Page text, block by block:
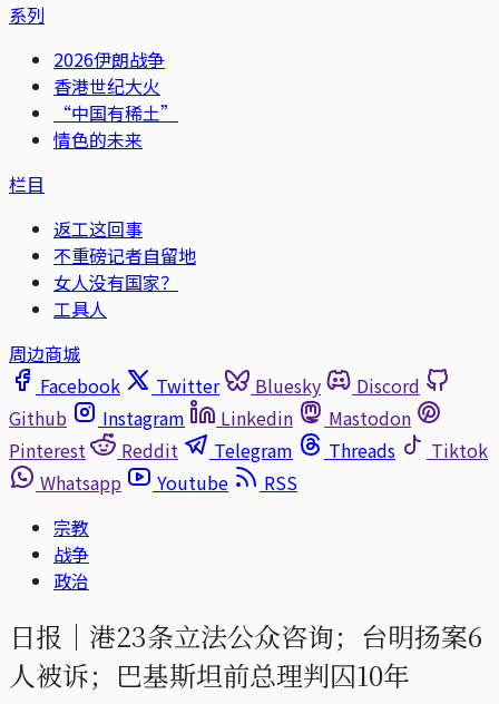
系列
2026伊朗战争
香港世纪大火
“中国有稀土”
情色的未来
栏目
返工这回事
不重磅记者自留地
女人没有国家？
工具人
周边商城
Facebook
Twitter Bluesky
Discord
Github
Instagram Linkedin
Mastodon
Pinterest
Reddit Telegram Threads
Tiktok
Whatsapp
Youtube
RSS
宗教
战争
政治
日报｜港23条立法公众咨询；台明扬案6
人被诉；巴基斯坦前总理判囚10年